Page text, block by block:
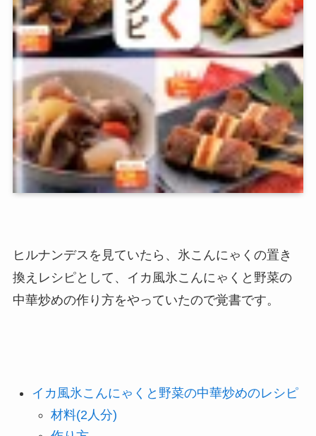
ヒルナンデスを見ていたら、氷こんにゃくの置き
換えレシピとして、イカ風氷こんにゃくと野菜の
中華炒めの作り方をやっていたので覚書です。
イカ風氷こんにゃくと野菜の中華炒めのレシピ
材料(2人分)